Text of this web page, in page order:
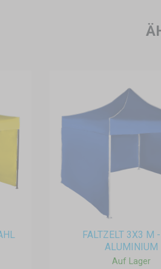
FALTZELT 3X3 M
ALUMINIUM
Auf Lager